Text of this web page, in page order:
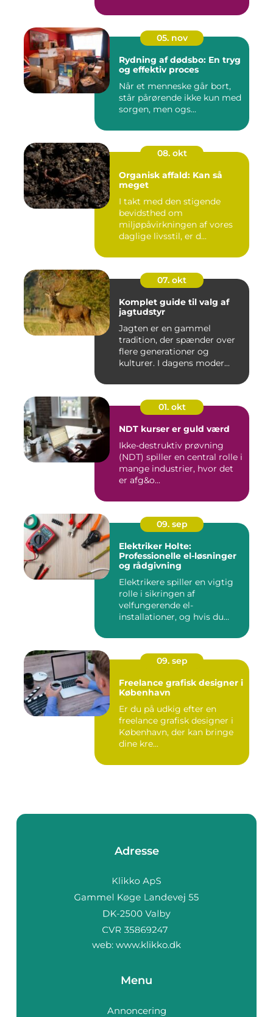
05. nov
Rydning af dødsbo: En tryg
og effektiv proces
Når et menneske går bort,
står pårørende ikke kun med
sorgen, men ogs...
08. okt
Organisk affald: Kan så
meget
I takt med den stigende
bevidsthed om
miljøpåvirkningen af vores
daglige livsstil, er d...
07. okt
Komplet guide til valg af
jagtudstyr
Jagten er en gammel
tradition, der spænder over
flere generationer og
kulturer. I dagens moder...
01. okt
NDT kurser er guld værd
Ikke-destruktiv prøvning
(NDT) spiller en central rolle i
mange industrier, hvor det
er afg&o...
09. sep
Elektriker Holte:
Professionelle el-løsninger
og rådgivning
Elektrikere spiller en vigtig
rolle i sikringen af
velfungerende el-
installationer, og hvis du
09. sep
Freelance grafisk designer i
København
Er du på udkig efter en
freelance grafisk designer i
København, der kan bringe
dine kre...
Adresse
web: www.klikko.dk
Menu
Annoncering